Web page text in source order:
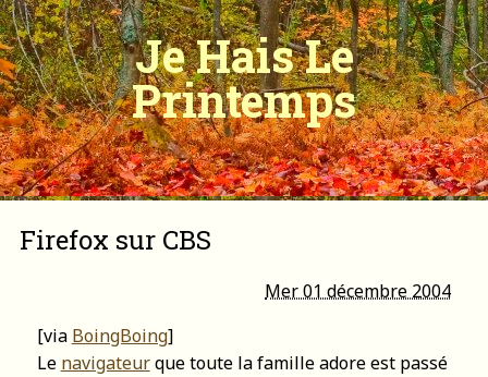
Je Hais Le
Printemps
Firefox sur CBS
Mer 01 décembre 2004
[via BoingBoing]
Le navigateurque toute la famille adore est passé